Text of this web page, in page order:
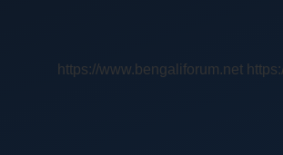
https://www.bengaliforum.net